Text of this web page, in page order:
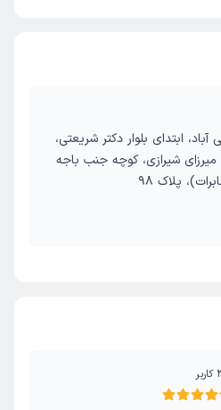
آباد، ابتدای بلوار دکتر شریعتی،
میرزای شیرازی، کوچه جنب باجه
پلاک 98
کاربر